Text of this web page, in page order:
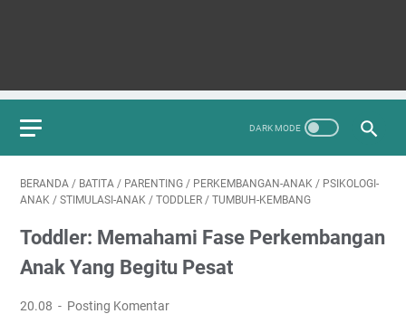
BERANDA / BATITA / PARENTING / PERKEMBANGAN-ANAK / PSIKOLOGI-
ANAK / STIMULASI-ANAK / TODDLER / TUMBUH-KEMBANG
Toddler: Memahami Fase Perkembangan
Anak Yang Begitu Pesat
20.08 Posting Komentar